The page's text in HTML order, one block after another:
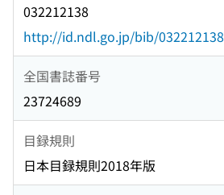
032212138
http://id.ndl.go.jp/bib/032212138
全国書誌番号
23724689
目録規則
日本目録規則2018年版